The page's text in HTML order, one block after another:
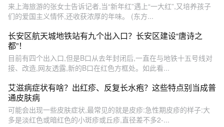
来上海旅游的张女士告诉记者,当“新年红”遇上“一大红”,又培养孩子
们的爱国主义情怀,还收获浓厚的年味。 (东方...
长安区航天城地铁站有九个出入口？长安区建设“唐诗之
都”！
目前有四个出入口,但是B口从去年封闭后,一直在与地铁十五号线对
接、改造,网友透露,新的B口在红色方框处。如此看...
艾滋病症状有啥？出红疹、反复长水疱？这些特点别当成普
通皮肤病
可能会出现一些皮肤症状,最常见的就是皮疹:急性期皮疹的样子:大
多是淡红色或暗红色的小斑疹或丘疹,直径差不多2-...